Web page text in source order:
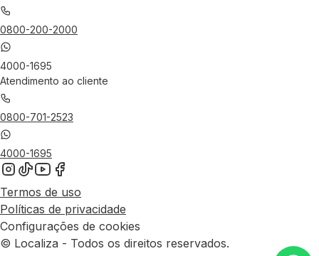
0800-200-2000
4000-1695
Atendimento ao cliente
0800-701-2523
4000-1695
Termos de uso
Políticas de privacidade
Configurações de cookies
© Localiza - Todos os direitos reservados.